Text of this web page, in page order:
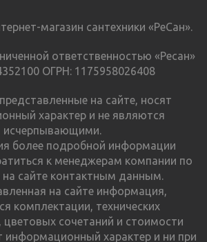
магазин сантехники «РеСан».
ответственностью «Ресан»
ОГРН: 1175958026408
на сайте, носят
характер и не являются
исчерпывающими.
более подробной информации
к менеджерам компании по
сайте контактным данным.
на сайте информация,
комплектации, технических
цветовых сочетаний и стоимости
информационный характер и ни при